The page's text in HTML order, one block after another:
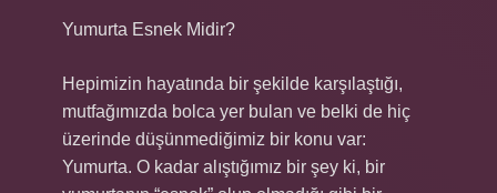
Yumurta Esnek Midir?
Hepimizin hayatında bir şekilde karşılaştığı,
mutfağımızda bolca yer bulan ve belki de hiç
üzerinde düşünmediğimiz bir konu var:
Yumurta. O kadar alıştığımız bir şey ki, bir